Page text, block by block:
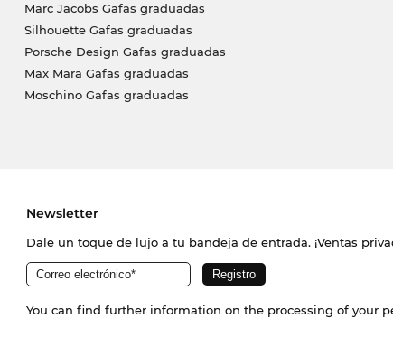
Marc Jacobs Gafas graduadas
Silhouette Gafas graduadas
Porsche Design Gafas graduadas
Max Mara Gafas graduadas
Moschino Gafas graduadas
Newsletter
Dale un toque de lujo a tu bandeja de entrada. ¡Ventas
You can find further information on the processing of your